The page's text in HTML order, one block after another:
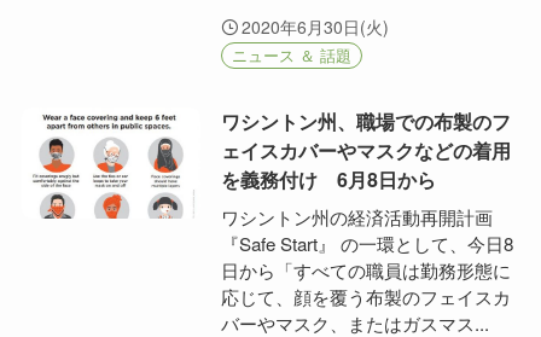
2020年6月30日(火)
ニュース ＆ 話題
ワシントン州、職場での布製のフ
ェイスカバーやマスクなどの着用
を義務付け 6月8日から
ワシントン州の経済活動再開計画
『Safe Start』 の一環として、今日8
日から「すべての職員は勤務形態に
応じて、顔を覆う布製のフェイスカ
バーやマスク、またはガスマス...